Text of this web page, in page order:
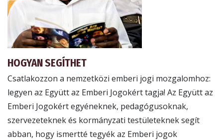
HOGYAN SEGÍTHET
Csatlakozzon a nemzetközi emberi jogi mozgalomhoz:
legyen az Együtt az Emberi Jogokért tagja! Az Együtt az
Emberi Jogokért egyéneknek, pedagógusoknak,
szervezeteknek és kormányzati testületeknek segít
abban, hogy ismertté tegyék az Emberi jogok